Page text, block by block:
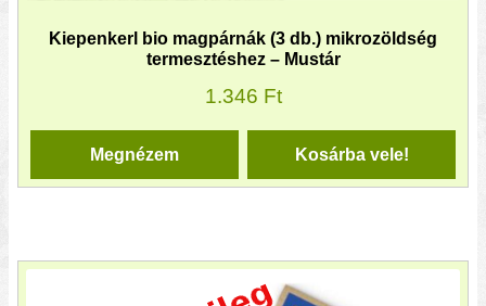
Kiepenkerl bio magpárnák (3 db.) mikrozöldség
termesztéshez – Mustár
1.346 Ft
Kosárba vele!
Megnézem